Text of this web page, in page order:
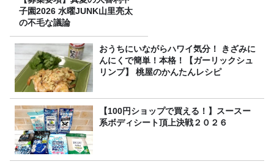
子園2026 水曜JUNK山里亮太
の不毛な議論
おうちにいながらハワイ気分！ きざみに
んにくで簡単！本格！【ガーリックシュ
リンプ】 桃屋のかんたんレシピ
【100円ショップで買える！】スースー
系ボディシート頂上決戦２０２６